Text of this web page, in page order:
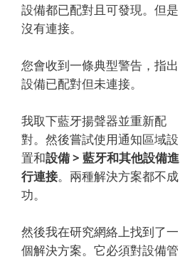
設備都已配對且可發現。 但是
沒有連接。
您會收到一條典型警告，指出
設備已配對但未連接。
我取下藍牙揚聲器並重新配
對。 然後嘗試使用通知區域設
置和設備 > 藍牙和其他設備進
行連接。 兩種解決方案都不成
功。
然後我在研究網絡上找到了一
個解決方案。 它必須對設備管